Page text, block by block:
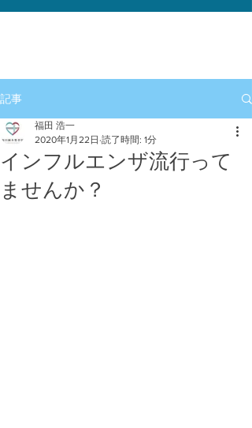
記事
インフルエンザ流行って
ませんか？
福田 浩一
2020年1月22日 読了時間: 1分